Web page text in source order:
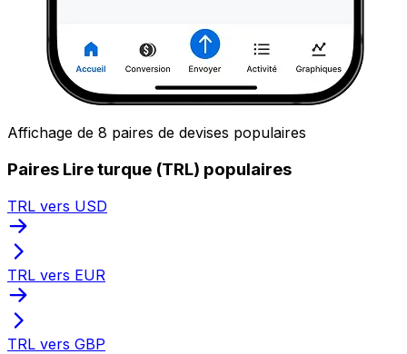
Affichage de 8 paires de devises populaires
Paires Lire turque (TRL) populaires
TRL vers USD
TRL vers EUR
TRL vers GBP